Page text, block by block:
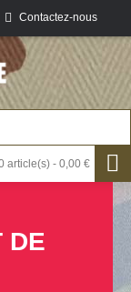
Contactez-nous
article(s) - 0,00 €
DE